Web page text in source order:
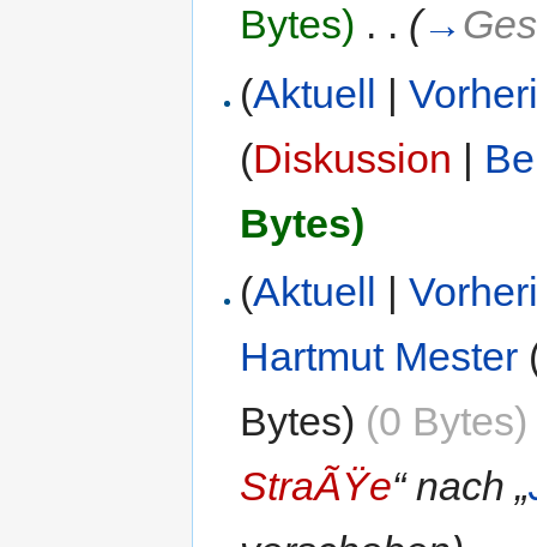
Bytes) . . (→
(Aktuell |
(Diskussion |
Bytes)
(Aktuell |
Hartmut Mester
Bytes) (0 Bytes)
StraÃŸe“ nach „